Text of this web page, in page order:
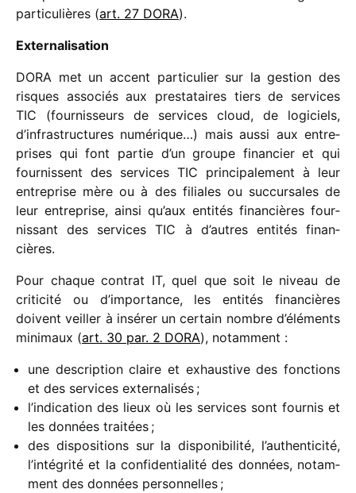
parti­cu­lières (art. 27 DORA).
Externalisation
DORA met un accent parti­cu­lier sur la gestion des
risques asso­ciés aux pres­ta­taires tiers de services
TIC (four­nis­seurs de services cloud, de logi­ciels,
d’infrastructures numé­rique…) mais aussi aux entre­
prises qui font partie d’un groupe finan­cier et qui
four­nissent des services TIC prin­ci­pa­le­ment à leur
entre­prise mère ou à des filiales ou succur­sales de
leur entre­prise, ainsi qu’aux enti­tés finan­cières four­
nis­sant des services TIC à d’autres enti­tés finan­
cières.
Pour chaque contrat IT, quel que soit le niveau de
criti­cité ou d’importance, les enti­tés finan­cières
doivent veiller à insé­rer un certain nombre d’éléments
mini­maux (art. 30 par. 2 DORA), notam­ment :
une descrip­tion claire et exhaus­tive des fonc­tions
et des services exter­na­li­sés ;
l’indication des lieux où les services sont four­nis et
les données trai­tées ;
des dispo­si­tions sur la dispo­ni­bi­lité, l’authenticité,
l’intégrité et la confi­den­tia­lité des données, notam­
ment des données person­nelles ;